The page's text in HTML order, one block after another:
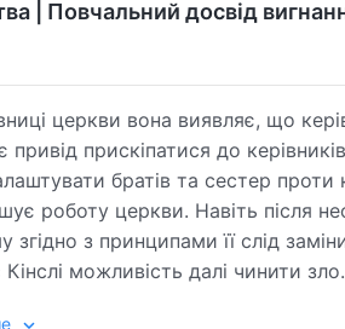
| Повчальний досвід
церкви вона виявляє, що
прискіпатися до
братів та сестер
роботу церкви. Навіть після
згідно з принципами її слід
можливість далі чинити